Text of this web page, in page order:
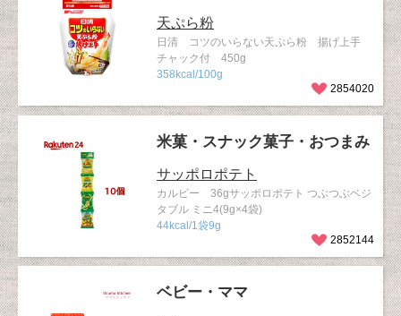
天ぷら粉
日清 コツのいらない天ぷら粉 揚げ上手
チャック付 450g
358kcal/100g
2854020
米菓・スナック菓子・おつまみ
サッポロポテト
カルビー 36gサッポロポテト つぶつぶベジ
タブル ミニ4(9g×4袋)
44kcal/1袋9g
2852144
ベビー・ママ